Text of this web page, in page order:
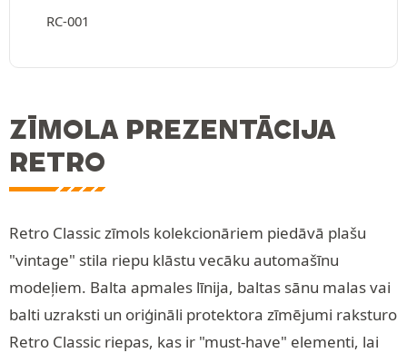
RC-001
ZĪMOLA PREZENTĀCIJA
RETRO
Retro Classic zīmols kolekcionāriem piedāvā plašu
"vintage" stila riepu klāstu vecāku automašīnu
modeļiem. Balta apmales līnija, baltas sānu malas vai
balti uzraksti un oriģināli protektora zīmējumi raksturo
Retro Classic riepas, kas ir "must-have" elementi, lai